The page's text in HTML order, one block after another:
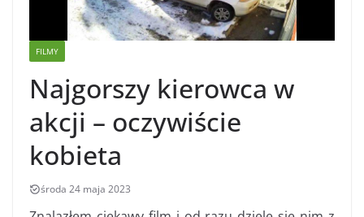
FILMY
Najgorszy kierowca w
akcji – oczywiście
kobieta
środa 24 maja 2023